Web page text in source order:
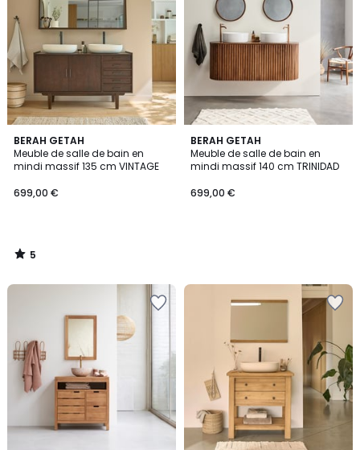
BERAH GETAH
Meuble de salle de bain en
mindi massif 135 cm VINTAGE
699,00 €
5
/
5
5
/
BERAH GETAH
Meuble de salle de bain en
mindi massif 140 cm TRINIDAD
699,00 €